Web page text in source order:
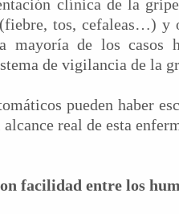
clínica de la
tos, cefaleas…) y
mayoría de los casos
de vigilancia de la
pueden haber
real de esta
facilidad entre los